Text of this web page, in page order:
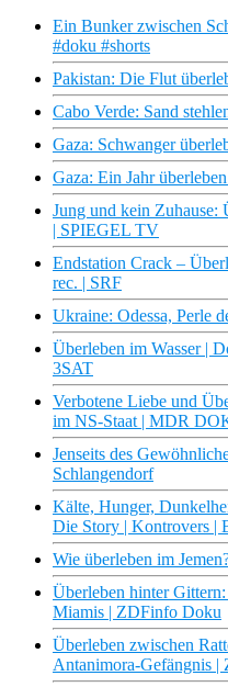
Ein Bunker zwischen
#doku #shorts
Pakistan: Die Flut
Cabo Verde: Sand
Gaza: Schwanger
Gaza: Ein Jahr
Jung und kein Zuhause:
| SPIEGEL TV
Endstation Crack –
rec. | SRF
Ukraine: Odessa, Perle
Überleben im Wasser |
3SAT
Verbotene Liebe und
im NS-Staat | MDR
Jenseits des
Schlangendorf
Kälte, Hunger,
Die Story | Kontrovers |
Wie überleben im
Überleben hinter
Miamis | ZDFinfo Doku
Überleben zwischen
Antanimora-Gefängnis